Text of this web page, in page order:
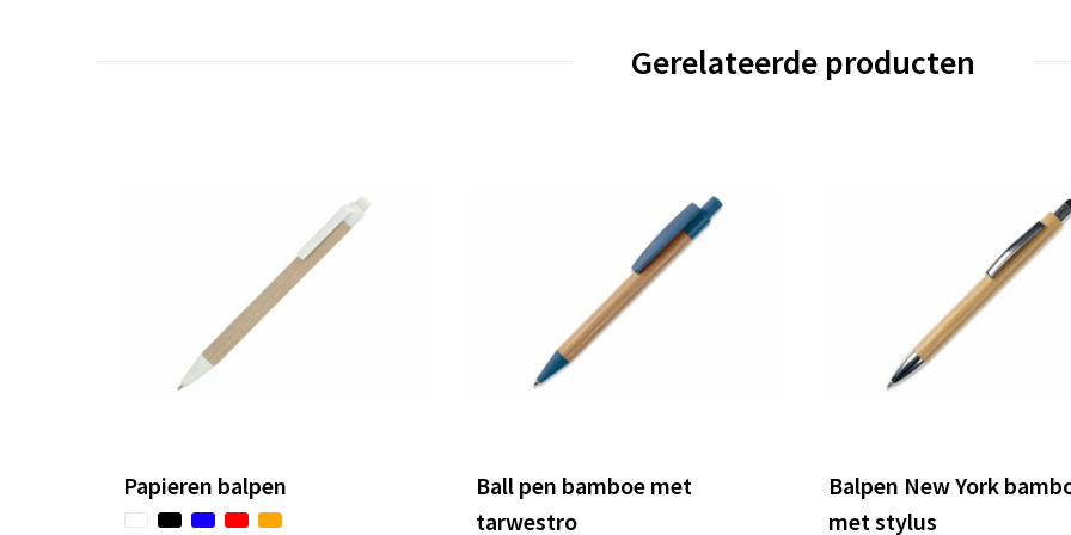
Gerelateerde producten
Papieren balpen
Ball pen bamboe met
tarwestro
Balpen New York
met stylus